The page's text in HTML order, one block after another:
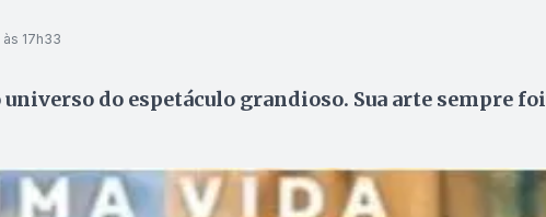
17h33
do espetáculo grandioso. Sua arte sempre foi